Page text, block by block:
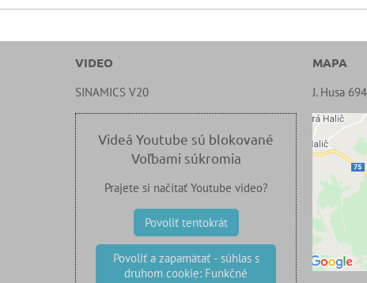
VIDEO
SINAMICS V20
Videá Youtube sú blokované
Voľbami súkromia
Prajete si načítať Youtube video?
Povoliť tentokrát
Povoliť a zapamätať - súhlas s
druhom cookie: Funkčné
MAPA
J. Husa